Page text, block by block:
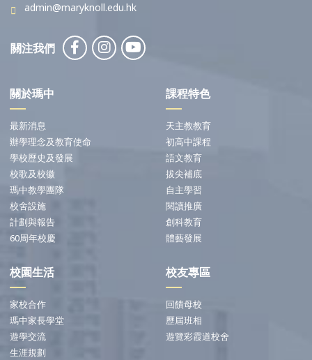
admin@maryknoll.edu.hk
關注我們
關於瑪中
最新消息
辦學理念及教育使命
學校歷史及發展
校歌及校徽
瑪中教學團隊
校舍設施
計劃與報告
60周年校慶
課程特色
天主教教育
初高中課程
語文教育
拔尖補底
自主學習
閱讀推廣
創科教育
體藝發展
校園生活
家校合作
瑪中家長學堂
遊學交流
生涯規劃
校友專區
回饋母校
歷屆班相
遊覽彩霞道校舍